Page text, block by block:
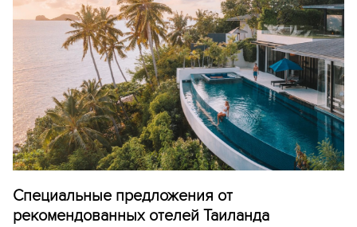
Специальные предложения от
рекомендованных отелей Таиланда